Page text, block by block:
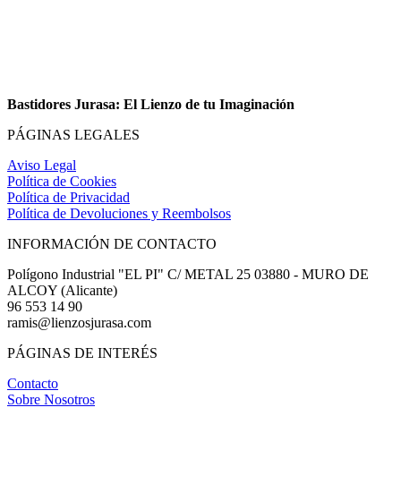
Bastidores Jurasa: El Lienzo de tu Imaginación
PÁGINAS LEGALES
Aviso Legal
Política de Cookies
Política de Privacidad
Política de Devoluciones y Reembolsos
INFORMACIÓN DE CONTACTO
Polígono Industrial "EL PI" C/ METAL 25 03880 - MURO DE
ALCOY (Alicante)
96 553 14 90
ramis@lienzosjurasa.com
PÁGINAS DE INTERÉS
Contacto
Sobre Nosotros